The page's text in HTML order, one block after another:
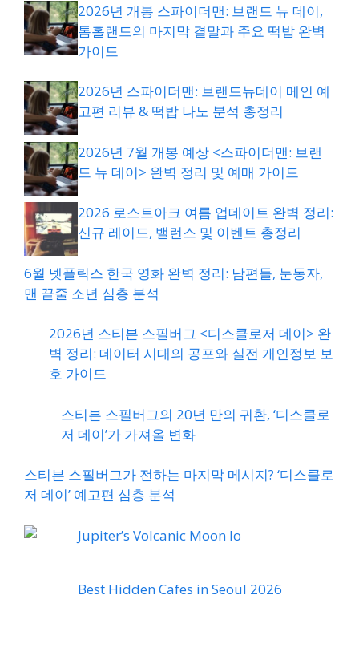
2026년 개봉 스파이더맨: 브랜드 뉴 데이,
톰홀랜드의 마지막 결말과 주요 떡밥 완벽
가이드
2026년 스파이더맨: 브랜드뉴데이 메인 예
고편 리뷰 & 떡밥 나노 분석 총정리
2026년 7월 개봉 예상 <스파이더맨: 브랜
드 뉴 데이> 완벽 정리 및 예매 가이드
2026 로스트아크 여름 업데이트 완벽 정리:
신규 레이드, 밸런스 및 이벤트 총정리
6월 넷플릭스 한국 영화 완벽 정리: 남편들, 눈동자,
맨 끝줄 소년 심층 분석
2026년 스티븐 스필버그 <디스클로저 데이> 완
벽 정리: 데이터 시대의 공포와 실전 개인정보 보
호 가이드
스티븐 스필버그의 20년 만의 귀환, ‘디스클로
저 데이’가 가져올 변화
스티븐 스필버그가 전하는 마지막 메시지? ‘디스클로
저 데이’ 예고편 심층 분석
Jupiter’s Volcanic Moon Io
Best Hidden Cafes in Seoul 2026